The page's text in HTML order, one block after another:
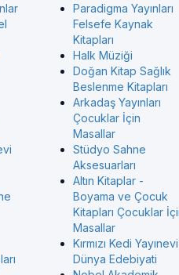
Paradigma Yayınları
Felsefe Kaynak
Kitapları
Halk Müziği
Doğan Kitap Sağlık
Beslenme Kitapları
Arkadaş Yayınları
Çocuklar İçin
Masallar
Stüdyo Sahne
Aksesuarları
Altın Kitaplar -
Boyama ve Çocuk
Kitapları Çocuklar
Masallar
Kırmızı Kedi Yayınevi
Dünya Edebiyati